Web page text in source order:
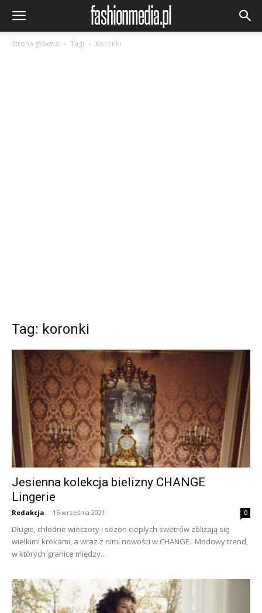
Strona główna Tagi Koronki
Tag: koronki
Jesienna kolekcja bielizny CHANGE
Lingerie
Redakcja - 15 września 2021 0
Długie, chłodne wieczory i sezon ciepłych swetrów zbliżają się
wielkimi krokami, a wraz z nimi nowości w CHANGE. Modowy trend,
w których granice między...